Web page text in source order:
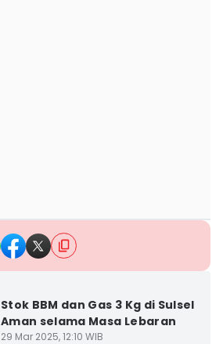
Stok BBM dan Gas 3 Kg di Sulsel
Aman selama Masa Lebaran
29 Mar 2025, 12:10 WIB